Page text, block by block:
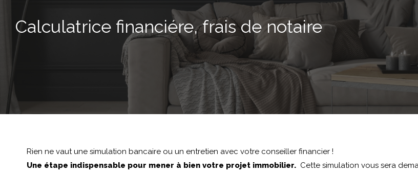
Calculatrice financiére, frais de notaire
Rien ne vaut une simulation bancaire ou un entretien avec votre conseiller financier !
Une étape indispensable pour mener à bien votre projet immobilier. Cette simulation vous sera